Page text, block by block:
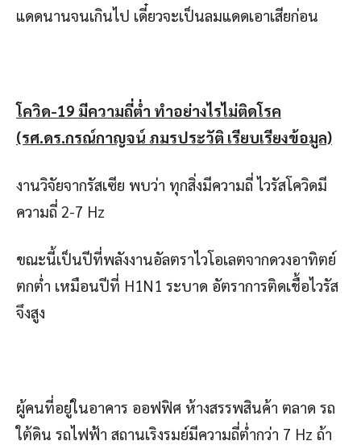
แดดนานจนเกินไป เดี๋ยวจะเป็นลมแดดเอาเสียก่อน
โควิด-19 มีความถี่ต่ำ ทำอย่างไรไม่ติดโรค
(รศ.ดร.กรณ์กาญจน์ ภมรประวัติ เรียบเรียงข้อมูล)
งานวิจัยจากรัสเซีย พบว่า ทุกสิ่งมีความถี่ ไวรัสโควิดมี
ความถี่ 2-7 Hz
ขณะนี้เป็นปีที่พลังงานอัลตราไวโอเลตจากดวงอาทิตย์
ตกต่ำ เหมือนปีที่ H1N1 ระบาด อัตราการติดเชื้อไวรัส
จึงสูง
ผู้คนที่อยู่ในอาคาร ออฟฟิศ ห้างสรรพสินค้า ตลาด รถ
ใต้ดิน รถไฟฟ้า สถานเริงรมย์มีความถี่ต่ำกว่า 7 Hz ถ้า